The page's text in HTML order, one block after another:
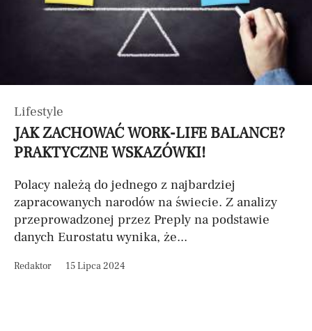
Lifestyle
JAK ZACHOWAĆ WORK-LIFE BALANCE?
PRAKTYCZNE WSKAZÓWKI!
Polacy należą do jednego z najbardziej
zapracowanych narodów na świecie. Z analizy
przeprowadzonej przez Preply na podstawie
danych Eurostatu wynika, że...
Redaktor 15 Lipca 2024